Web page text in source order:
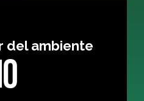
del ambiente